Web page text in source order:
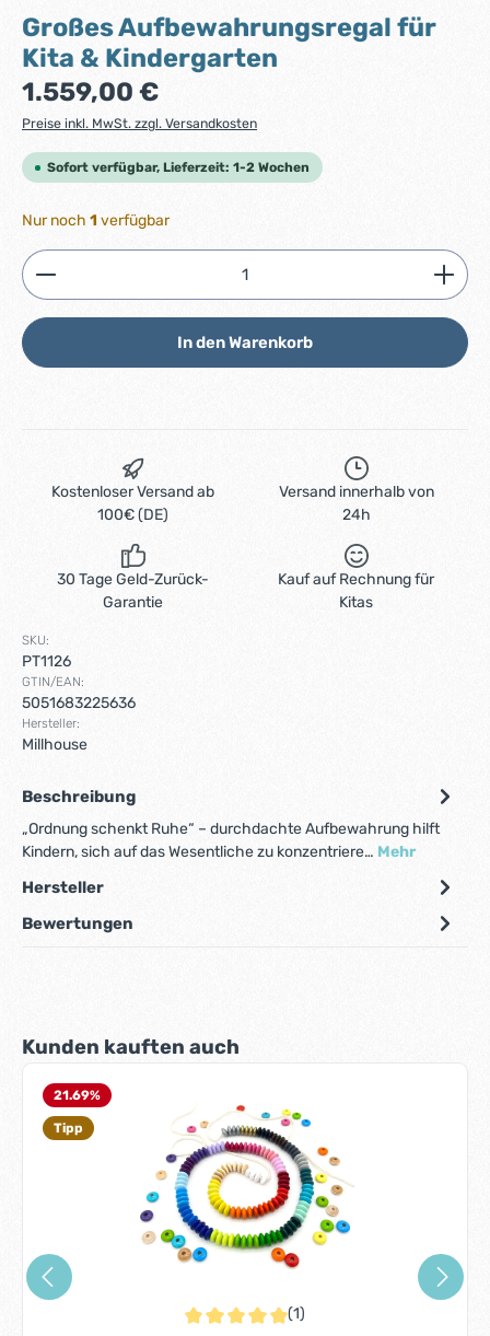
Großes Aufbewahrungsregal für
Kita & Kindergarten
Regulärer Preis:
1.559,00 €
Preise inkl. MwSt. zzgl. Versandkosten
Sofort verfügbar, Lieferzeit: 1-2 Wochen
Nur noch 1 verfügbar
Produkt Anzahl: Gib den gewünschten Wert ein
In den Warenkorb
Kostenloser Versand ab
100€ (DE)
Versand innerhalb von
24h
30 Tage Geld-Zurück-
Garantie
Kauf auf Rechnung für
Kitas
SKU:
PT1126
GTIN/EAN:
5051683225636
Hersteller:
Millhouse
Beschreibung
„Ordnung schenkt Ruhe“ – durchdachte Aufbewahrung hilft
Kindern, sich auf das Wesentliche zu konzentriere… Mehr
Hersteller
Bewertungen
Produktgalerie überspringen
Kunden kauften auch
21.69%
Tipp
(1)